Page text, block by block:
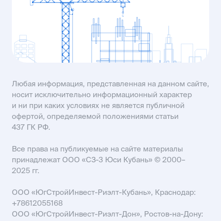
KISLOVODSK@USIMAIL.RU
SALES61@USIMAIL.RU
Любая информация, представленная на данном сайте,
носит исключительно информационный характер
и ни при каких условиях не является публичной
офертой, определяемой положениями статьи
437 ГК РФ.
Все права на публикуемые на сайте материалы
принадлежат ООО «СЗ-3 Юси Кубань» © 2000–
2025 гг.
ООО «ЮгСтройИнвест-Риэлт-Кубань», Краснодар:
+78612055168
ООО «ЮгСтройИнвест-Риэлт-Дон», Ростов-на-Дону: